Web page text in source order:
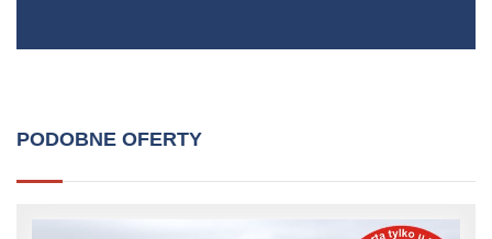
PODOBNE OFERTY